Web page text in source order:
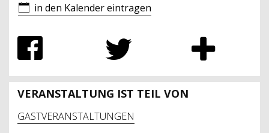
in den Kalender eintragen
VERANSTALTUNG IST TEIL VON
GASTVERANSTALTUNGEN